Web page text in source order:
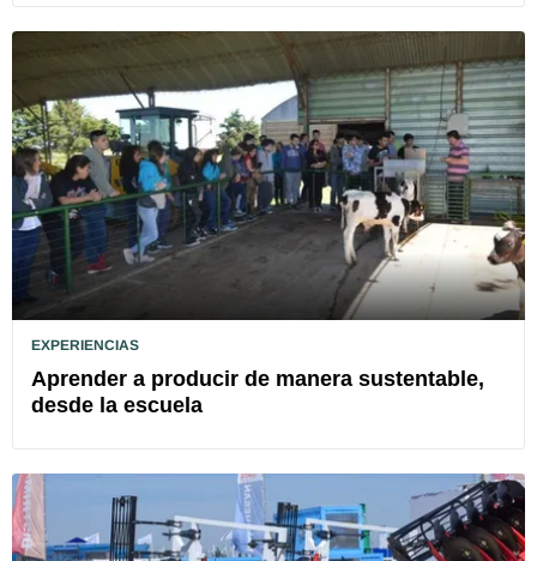
EXPERIENCIAS
Aprender a producir de manera sustentable,
desde la escuela